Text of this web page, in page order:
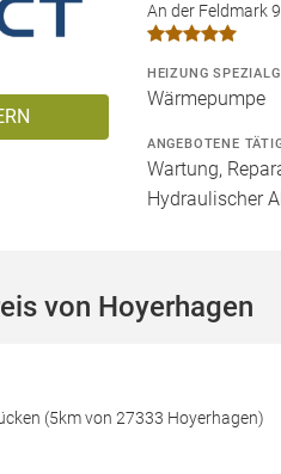
An der Feldmark
HEIZUNG
Wärmepumpe
ANGEBOTENE
Wartung,
Hydraulischer
von Hoyerhagen
(5km von 27333 Hoyerhagen)